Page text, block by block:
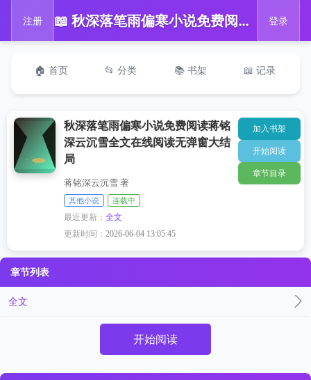
注册 📖 秋深落笔雨偏寒小说免费阅读蒋铭深云沉雪全文在线阅读无弹窗大结局 登录
🏠 首页 📂 分类 📚 书架 📖 记录
秋深落笔雨偏寒小说免费阅读蒋铭
深云沉雪全文在线阅读无弹窗大结
局
蒋铭深云沉雪 著
其他小说 连载中
最近更新：全文
更新时间：2026-06-04 13:05:45
加入书架
开始阅读
章节目录
章节列表
全文
开始阅读